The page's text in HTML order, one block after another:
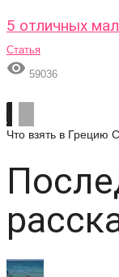
5 отличных
Статья
 59036
Что взять в Грецию